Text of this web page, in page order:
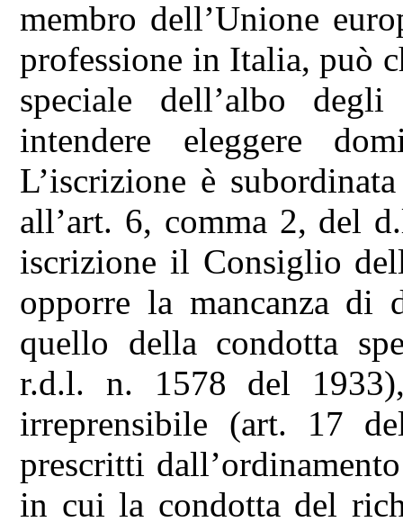
membro dell’Unione
professione in Italia, può
speciale dell’albo
intendere eleggere
L’iscrizione è
all’art. 6, comma 2, del
iscrizione il Consiglio
opporre la mancanza di
quello della condotta
r.d.l. n. 1578 del
irreprensibile (art. 17
prescritti
in cui la condotta del